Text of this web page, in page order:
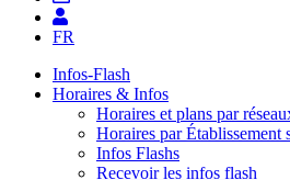
FR
Infos-Flash
Horaires & Infos
Horaires et plans par
Horaires par Établissement
Infos Flashs
Recevoir les infos flash